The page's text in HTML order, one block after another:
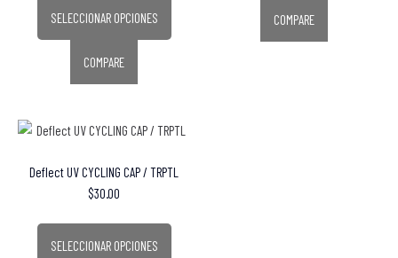
SELECCIONAR OPCIONES
COMPARE
COMPARE
Deflect UV CYCLING CAP / TRPTL
$30.00
SELECCIONAR OPCIONES